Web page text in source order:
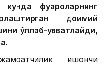
кунда фуқароларнинг
доимий
қўллаб-қувватлайди,
ишончи